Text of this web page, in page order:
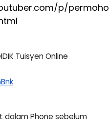
p/
Tuisyen Online
dalam Phone sebelum